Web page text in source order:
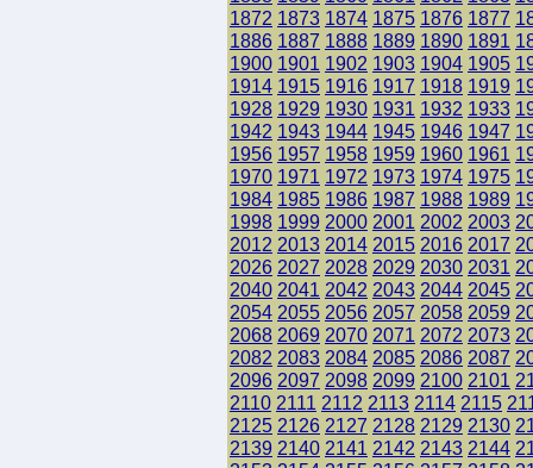
1872 1873 1874 1875 1876 1877
1886 1887 1888 1889 1890 1891
1900 1901 1902 1903 1904 1905
1914 1915 1916 1917 1918 1919
1928 1929 1930 1931 1932 1933
1942 1943 1944 1945 1946 1947
1956 1957 1958 1959 1960 1961
1970 1971 1972 1973 1974 1975
1984 1985 1986 1987 1988 1989
1998 1999 2000 2001 2002 2003
2012 2013 2014 2015 2016 2017
2026 2027 2028 2029 2030 2031
2040 2041 2042 2043 2044 2045
2054 2055 2056 2057 2058 2059
2068 2069 2070 2071 2072 2073
2082 2083 2084 2085 2086 2087
2096 2097 2098 2099 2100 2101
2110 2111 2112 2113 2114 2115
2125 2126 2127 2128 2129 2130
2139 2140 2141 2142 2143 2144